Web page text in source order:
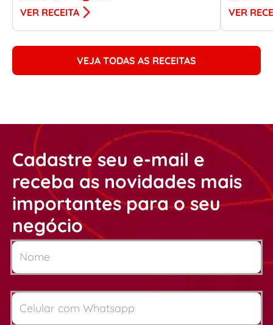
VER RECEITA VER
VEJA TODAS AS RECEITAS
Cadastre seu e-mail e
receba as novidades mais
importantes para o seu
negócio